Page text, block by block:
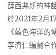
薛西弗斯的神
於2021年2月
《藍色海洋的
李濟仁編劇合